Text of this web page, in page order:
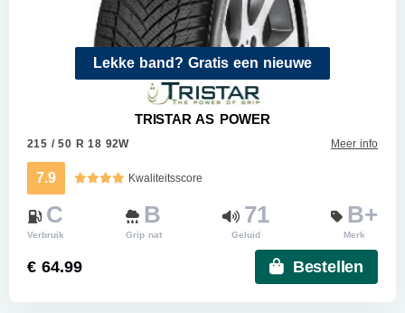
Lekke band? Gratis een nieuwe
TRISTAR AS POWER
215 / 50 R 18 92W Meer info
7.9 Kwaliteitsscore
C
Verbruik
B
Grip nat
71
Geluid
B+
Merk
€ 64.99 Bestellen